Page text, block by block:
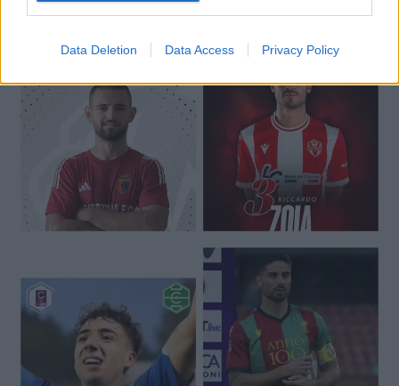
Data Deletion Data Access Privacy Policy
🔥 Trending